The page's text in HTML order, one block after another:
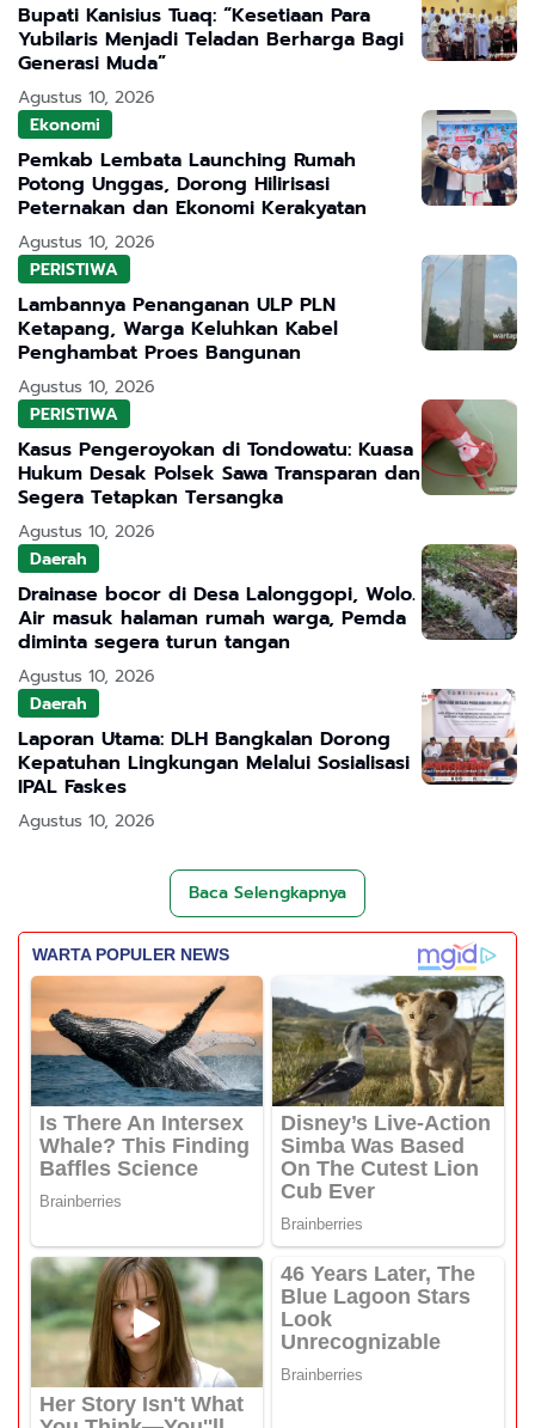
Bupati Kanisius Tuaq: “Kesetiaan Para
Yubilaris Menjadi Teladan Berharga Bagi
Generasi Muda”
Agustus 10, 2026
Ekonomi
Pemkab Lembata Launching Rumah
Potong Unggas, Dorong Hilirisasi
Peternakan dan Ekonomi Kerakyatan
Agustus 10, 2026
PERISTIWA
Lambannya Penanganan ULP PLN
Ketapang, Warga Keluhkan Kabel
Penghambat Proes Bangunan
Agustus 10, 2026
PERISTIWA
Kasus Pengeroyokan di Tondowatu: Kuasa
Hukum Desak Polsek Sawa Transparan dan
Segera Tetapkan Tersangka
Agustus 10, 2026
Daerah
Drainase bocor di Desa Lalonggopi, Wolo.
Air masuk halaman rumah warga, Pemda
diminta segera turun tangan
Agustus 10, 2026
Daerah
Laporan Utama: DLH Bangkalan Dorong
Kepatuhan Lingkungan Melalui Sosialisasi
IPAL Faskes
Agustus 10, 2026
Baca Selengkapnya